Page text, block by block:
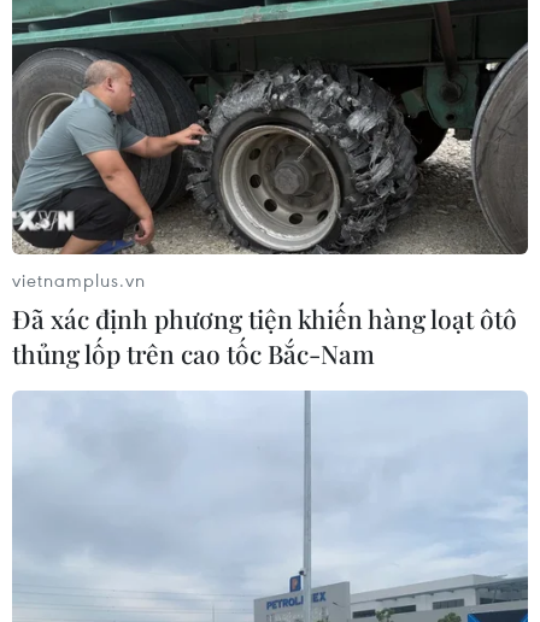
TIN CÙNG CHUYÊN MỤC
vietnamplus.vn
Đã xác định phương tiện khiến hàng loạt ôtô
thủng lốp trên cao tốc Bắc-Nam